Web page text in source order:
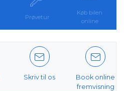
Prøvetur
Køb bilen
online
Skriv til os
Book online
fremvisning